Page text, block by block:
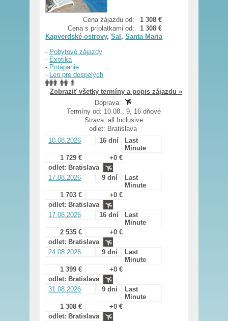
Cena zájazdu od:
1 308 €
Cena s príplatkami od:
1 308 €
Kapverdské ostrovy,Sal ,Santa Maria
- Pobytové zájazdy
- Exotika
- Potápanie
- Len pre dospelých
Zobraziť všetky termíny a popis zájazdu »
Doprava:
Termíny od: 10.08., 9, 16 dňové
Strava: all Inclusive
odlet: Bratislava
10.08.2026
16 dní
Last
Minute
1 729 €
+0 €
odlet: Bratislava
17.08.2026
9 dní
Last
Minute
1 703 €
+0 €
odlet: Bratislava
17.08.2026
16 dní
Last
Minute
2 535 €
+0 €
odlet: Bratislava
24.08.2026
9 dní
Last
Minute
1 399 €
+0 €
odlet: Bratislava
31.08.2026
9 dní
Last
Minute
1 308 €
+0 €
odlet: Bratislava